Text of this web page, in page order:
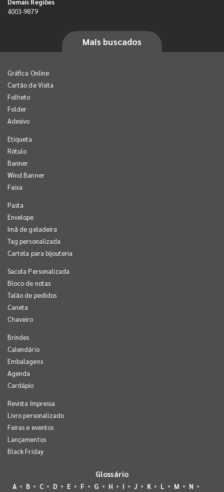
Demais Regiões
4003-9879
Mais buscados
Gráfica Online
Cartão de Visita
Folheto
Folder
Adesivo
Etiqueta
Rótulo
Banner
Wind Banner
Faixa
Pasta
Envelope
Imã de geladeira
Tag personalizada
Cartela para bijouteria
Sacola Personalizada
Bloco de notas
Talão de pedidos
Caneta
Chaveiro
Brindes
Calendário
Embalagens
Agenda
Cardápio
Revista Impressa
Livro personalizado
Feiras e eventos
Lançamentos
Black Friday
Glossário
A B C D E F G H I J K L M N